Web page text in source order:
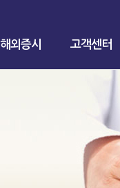
해외증시 고객센터